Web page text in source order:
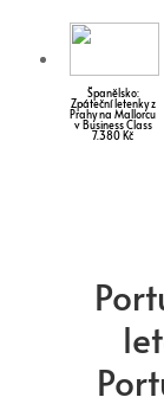
Španělsko:
Zpáteční letenky z
Prahy na Mallorcu
v Business Class
7.380 Kč